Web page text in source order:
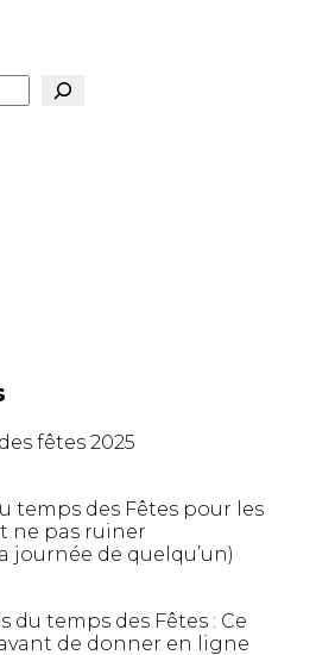
fêtes 2025
temps des Fêtes pour les
ne pas ruiner
journée de quelqu’un)
du temps des Fêtes : Ce
de donner en ligne